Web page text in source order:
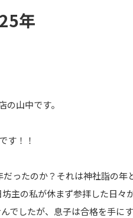
年
山中です。
す！！
ったのか？それは神社詣の
主の私が休まず参拝した日
でしたが、息子は合格を手に